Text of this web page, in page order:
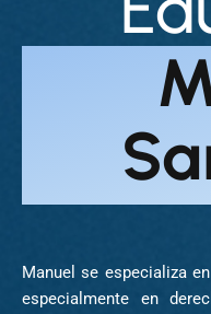
Manuel se especializa
especialmente en